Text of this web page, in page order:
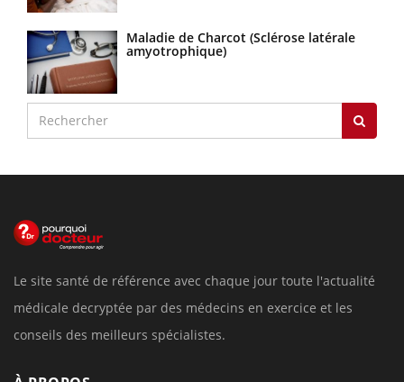
Maladie de Charcot (Sclérose latérale
amyotrophique)
Le site santé de référence avec chaque jour toute l'actualité
médicale decryptée par des médecins en exercice et les
conseils des meilleurs spécialistes.